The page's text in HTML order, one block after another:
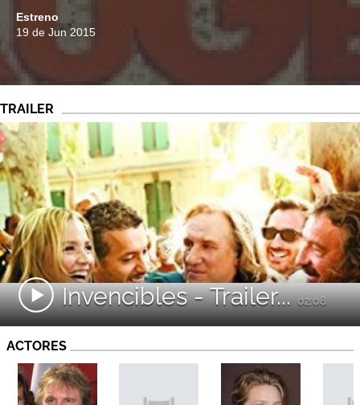
Estreno
19 de Jun 2015
TRAILER
Invencibles - Trailer...02:08
ACTORES